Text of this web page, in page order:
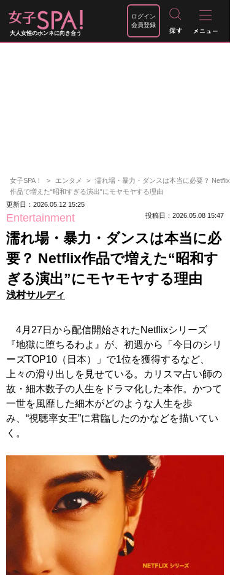
大人女性のホンネに向き合う
ログイン
会員登録
女子SPA！ エンタメ
濡れ場・暴力・ダンスは本当に必要？ Netflix
作品で増えた“昭和すぎる演出”にモヤモヤする理由
更新日：2026.05.12 15:25
Entertainment 投稿日：2026.05.08 15:47
濡れ場・暴力・ダンスは本当に必
要？ Netflix作品で増えた“昭和す
ぎる演出”にモヤモヤする理由
浅村サルディ
4月27日から配信開始されたNetflixシリーズ
『地獄に堕ちるわよ』が、初週から「今日のシリ
ーズTOP10（日本）」で1位を獲得するなど、
上々の滑り出しを見せている。カリスマ占い師の
故・細木数子の人生をドラマ化した本作。かつて
一世を風靡した細木がどのような人生を歩
み、“視聴率女王”に君臨したのかなどを描いてい
く。